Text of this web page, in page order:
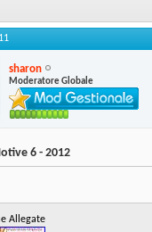
sharon
Moderatore Globale
6 - 2012
Allegate